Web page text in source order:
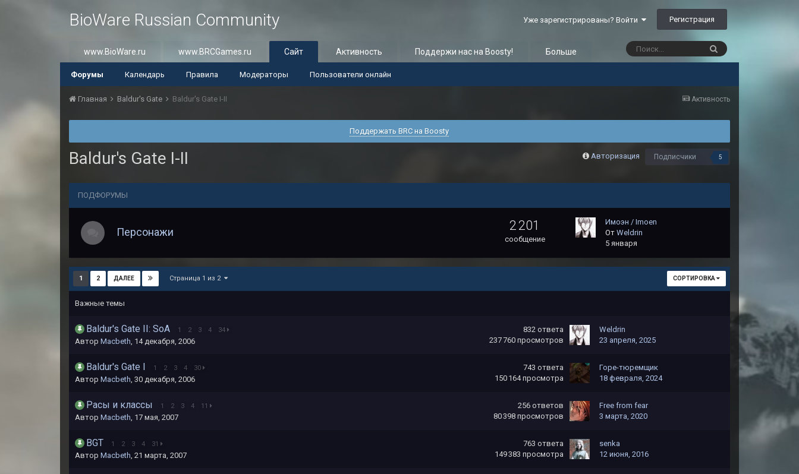
BioWare Russian Community Уже зарегистрированы? Войти Регистрация
www.BioWare.ru www.BRCGames.ru Сайт
Форумы Календарь Правила Модераторы Пользователи онлайн
Активность Поддержи нас на Boosty! Больше
Активность
Главная Baldur's Gate Baldur's Gate I-II
Поддержать BRC на Boosty
Baldur's Gate I-II Авторизация Подписчики 5
ПОДФОРУМЫ
Персонажи 2 201
сообщение
Имоэн / Imoen
От Weldrin
5 января
СОРТИРОВКА
1 2 ДАЛЕЕ Страница 1 из 2
Важные темы
Baldur's Gate II: SoA 1 2 3 4 34
Автор Macbeth, 14 декабря, 2006
832 ответа
237 760 просмотров
Weldrin
23 апреля, 2025
Baldur's Gate I 1 2 3 4 30
Автор Macbeth, 30 декабря, 2006
743 ответа
150 164 просмотра
Горе-тюремщик
18 февраля, 2024
Расы и классы 1 2 3 4 11
Автор Macbeth, 17 мая, 2007
256 ответов
80 398 просмотров
Free from fear
3 марта, 2020
BGT 1 2 3 4 31
Автор Macbeth, 21 марта, 2007
763 ответа
149 383 просмотра
senka
12 июня, 2016